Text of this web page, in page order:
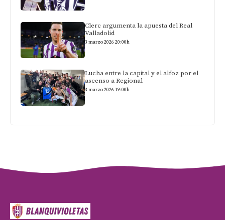
Clerc argumenta la apuesta del Real
Valladolid
3 marzo 2026 20:00h
Lucha entre la capital y el alfoz por el
ascenso a Regional
3 marzo 2026 19:00h